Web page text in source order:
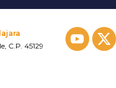
C.P. 45129